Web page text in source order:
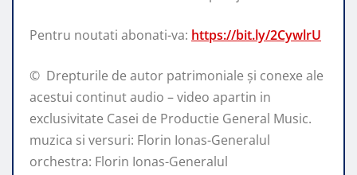
Pentru noutati abonati-va: https://bit.ly/2CywlrU
© ️ Drepturile de autor patrimoniale și conexe ale
acestui continut audio – video apartin in
exclusivitate Casei de Productie General Music.
muzica si versuri: Florin Ionas-Generalul
orchestra: Florin Ionas-Generalul